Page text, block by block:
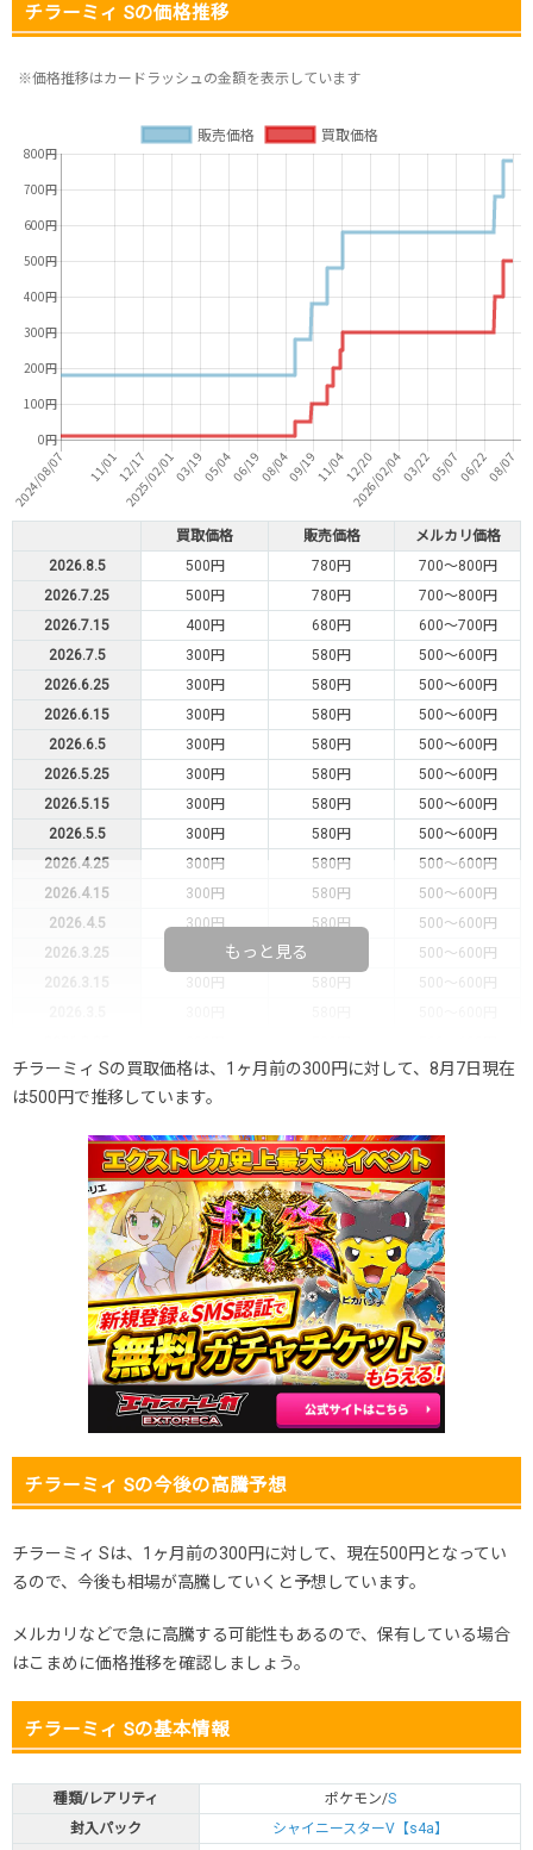
チラーミィ Sの価格推移
※価格推移はカードラッシュの金額を表示しています
買取価格 販売価格
メルカリ価格
2026.8.5
500円 780円
700～800円
2026.7.25
500円 780円
700～800円
2026.7.15
400円 680円
600～700円
2026.7.5
300円 580円
500～600円
2026.6.25
300円 580円
500～600円
2026.6.15
300円 580円
500～600円
2026.6.5
300円 580円
500～600円
2026.5.25
300円 580円
500～600円
2026.5.15
300円 580円
500～600円
2026.5.5
300円 580円
500～600円
2026.4.25
300円 580円
500～600円
2026.4.15
300円 580円
500～600円
2026.4.5
300円 580円
500～600円
2026.3.25
500～600円
2026.3.15
300円 580円
500～600円
2026.2.15
300円 580円
500～600円
2026.2.5
300円
2026.1.25
300円 580円
500～600円
2026.1.15
300円 580円
500～600円
2026.1.5
300円 580円
500～600円
2025.12.25
300円 580円
500～600円
2025.12.15
300円 580円
500～600円
2025.12.5
300円 580円
500～600円
2025.11.25
300円 580円
500～600円
2025.11.15
300円 580円
500～600円
2025.11.5
250円 480円
400～500円
200円 480円
400～500円
発売日初動
350円 -円
もっと見る
チラーミィ Sの買取価格は、1ヶ月前の300円に対して、8月7日現在
は500円で推移しています。
チラーミィ Sの今後の高騰予想
チラーミィ Sは、1ヶ月前の300円に対して、現在500円となってい
るので、今後も相場が高騰していくと予想しています。
メルカリなどで急に高騰する可能性もあるので、保有している場合
はこまめに価格推移を確認しましょう。
チラーミィ Sの基本情報
種類/レアリティ ポケモン/S
封入パック
シャイニースターV【s4a】